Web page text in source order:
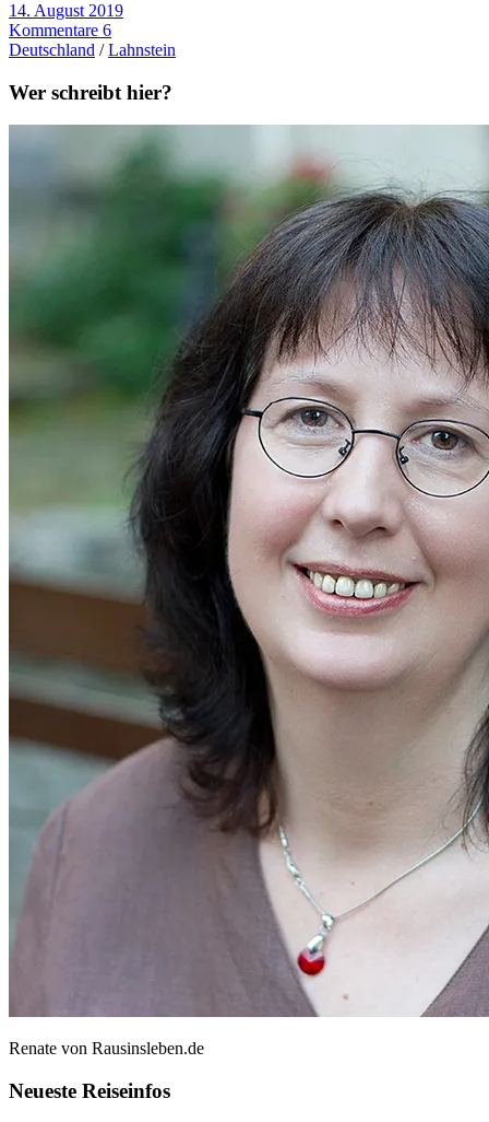
14. August 2019
Kommentare 6
Deutschland /Lahnstein
Wer schreibt hier?
Renate von Rausinsleben.de
Neueste Reiseinfos